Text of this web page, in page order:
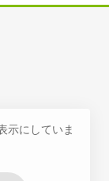
示にしていま